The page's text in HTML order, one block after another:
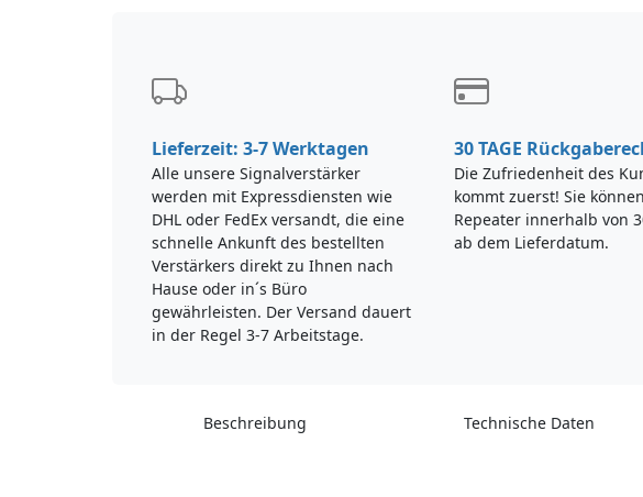
Lieferzeit: 3-7 Werktagen
Alle unsere Signalverstärker
werden mit Expressdiensten wie
DHL oder FedEx versandt, die eine
schnelle Ankunft des bestellten
Verstärkers direkt zu Ihnen nach
Hause oder in´s Büro
gewährleisten. Der Versand dauert
in der Regel 3-7 Arbeitstage.
30 TAGE
Die Zufriedenheit des
kommt zuerst! Sie
Repeater innerhalb von
ab dem Lieferdatum.
Beschreibung Technische Daten